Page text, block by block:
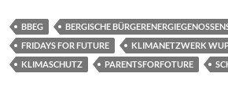
BBEG BERGISCHE
FRIDAYS FOR FUTURE
KLIMANETZWERK
KLIMASCHUTZ
PARENTSFORFOTURE